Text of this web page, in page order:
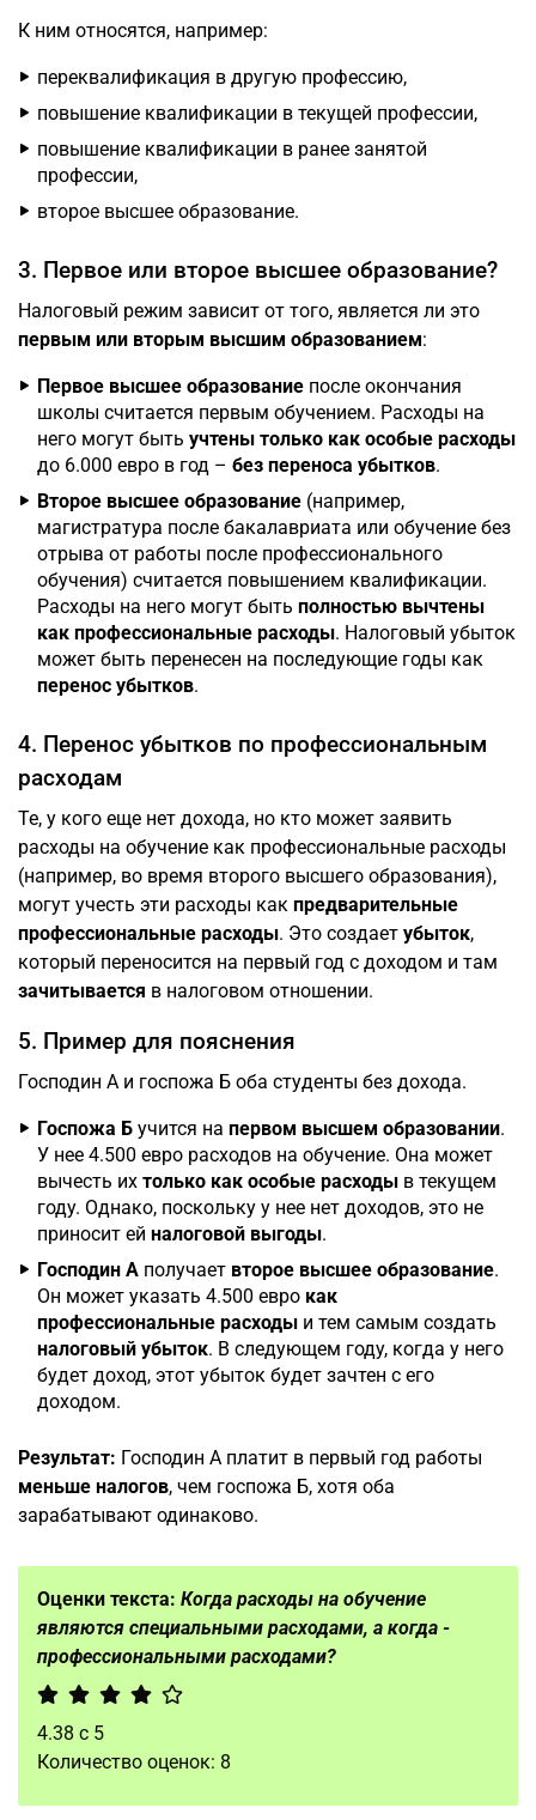
К ним относятся, например:
переквалификация в другую профессию,
повышение квалификации в текущей профессии,
повышение квалификации в ранее занятой
профессии,
второе высшее образование.
3. Первое или второе высшее образование?
Налоговый режим зависит от того, является ли это
первым или вторым высшим образованием:
Первое высшее образование после окончания
школы считается первым обучением. Расходы на
него могут быть учтены только как особые расходы
до 6.000 евро в год – без переноса убытков.
Второе высшее образование (например,
магистратура после бакалавриата или обучение без
отрыва от работы после профессионального
обучения) считается повышением квалификации.
Расходы на него могут быть полностью вычтены
как профессиональные расходы. Налоговый убыток
может быть перенесен на последующие годы как
перенос убытков.
4. Перенос убытков по профессиональным
расходам
Те, у кого еще нет дохода, но кто может заявить
расходы на обучение как профессиональные расходы
(например, во время второго высшего образования),
могут учесть эти расходы как предварительные
профессиональные расходы. Это создает убыток,
который переносится на первый год с доходом и там
зачитывается в налоговом отношении.
5. Пример для пояснения
Господин А и госпожа Б оба студенты без дохода.
Госпожа Б учится на первом высшем образовании.
У нее 4.500 евро расходов на обучение. Она может
вычесть их только как особые расходы в текущем
году. Однако, поскольку у нее нет доходов, это не
приносит ей налоговой выгоды.
Господин А получает второе высшее образование.
Он может указать 4.500 евро как
профессиональные расходы и тем самым создать
налоговый убыток. В следующем году, когда у него
будет доход, этот убыток будет зачтен с его
доходом.
Результат: Господин А платит в первый год работы
меньше налогов, чем госпожа Б, хотя оба
зарабатывают одинаково.
Оценки текста: Когда расходы на обучение
являются специальными расходами, а когда -
профессиональными расходами?
4.38 с 5
Количество оценок: 8